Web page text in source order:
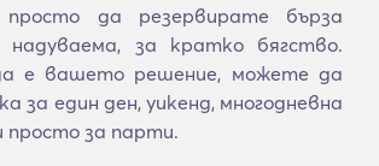
да резервирате бърза
надуваема, за кратко бягство.
е вашето решение, можете да
за един ден, уикенд, многодневна
просто за парти.